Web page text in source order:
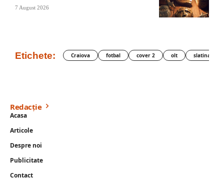
7 August 2026
Etichete: Craiova fotbal cover 2 olt slatina
Redacție
Acasa
Articole
Despre noi
Publicitate
Contact